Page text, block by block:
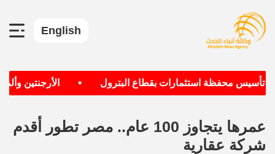
English
تأسيس محفظة استثمارات بقطاع البترول الأرجنتين
عمرها يتجاوز 100 عام.. مصر تطور أقدم
شركة عقارية